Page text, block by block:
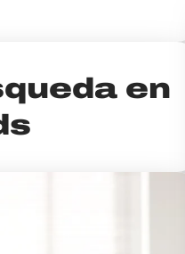
en